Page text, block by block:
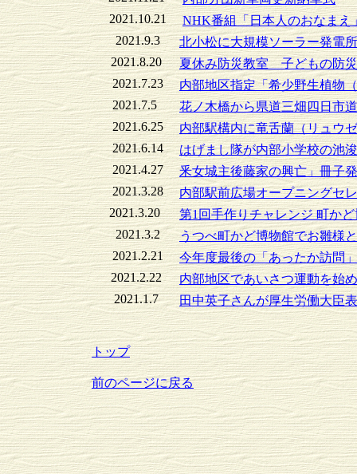
2021.10.21
NHK番組「日本人のおなまえ
2021.9.3
北小松に大規模ソーラー発電所
2021.8.20
夏休み防災教室 子どもの防
2021.7.23
内部地区指定「希少野生植物
2021.7.5
花ノ木橋から県道三畑四日市
2021.6.25
内部駅構内に竜舌蘭（リュウ
2021.6.14
はげまし隊が内部小学校の池
2021.4.27
釆女城主後藤家の興亡」冊子
2021.3.28
内部駅前広場オープニングセ
2021.3.20
第1回手作りチャレンジ 町か
2021.3.2
うつべ町かど博物館でお雛様
2021.2.21
今年度最後の「あったか訪問」
2021.2.22
内部地区であいさつ運動を始
2021.1.7
田中英子さんが厚生労働大臣
トップ
前のページに戻る